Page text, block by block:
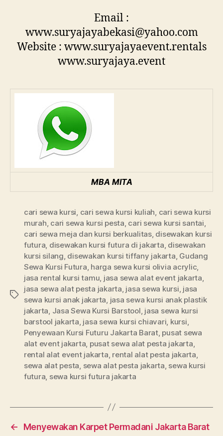
Email :
www.suryajayabekasi@yahoo.com
Website : www.suryajayaevent.rentals
www.suryajaya.event
MBA MITA
Tags
cari sewa kursi cari sewa kursi kuliah cari sewa kursi
murah cari sewa kursi pesta cari sewa kursi santai
cari sewa meja dan kursi berkualitas, disewakan kursi
futura disewakan kursi futura di jakarta disewakan
kursi silang disewakan kursi tiffany jakarta Gudang
Sewa Kursi Futura harga sewa kursi olivia acrylic
jasa rental kursi tamu jasa sewa alat event jakarta
jasa sewa alat pesta jakarta jasa sewa kursi jasa
sewa kursi anak jakarta jasa sewa kursi anak plastik
jakarta Jasa Sewa Kursi Barstool jasa sewa kursi
barstool jakarta jasa sewa kursi chiavari kursi
Penyewaan Kursi Futuru Jakarta Barat, pusat sewa
alat event jakarta pusat sewa alat pesta jakarta
rental alat event jakarta rental alat pesta jakarta
sewa alat pesta sewa alat pesta jakarta sewa kursi
futura sewa kursi futura jakarta
←
Menyewakan Karpet Permadani Jakarta Barat